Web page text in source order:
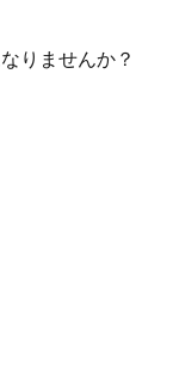
りませんか？